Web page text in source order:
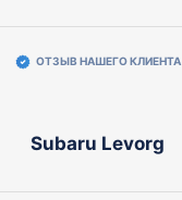
ОТЗЫВ НАШЕГО КЛИЕНТА
Subaru Levorg